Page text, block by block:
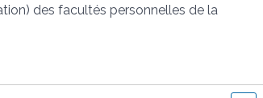
des facultés personnelles de la